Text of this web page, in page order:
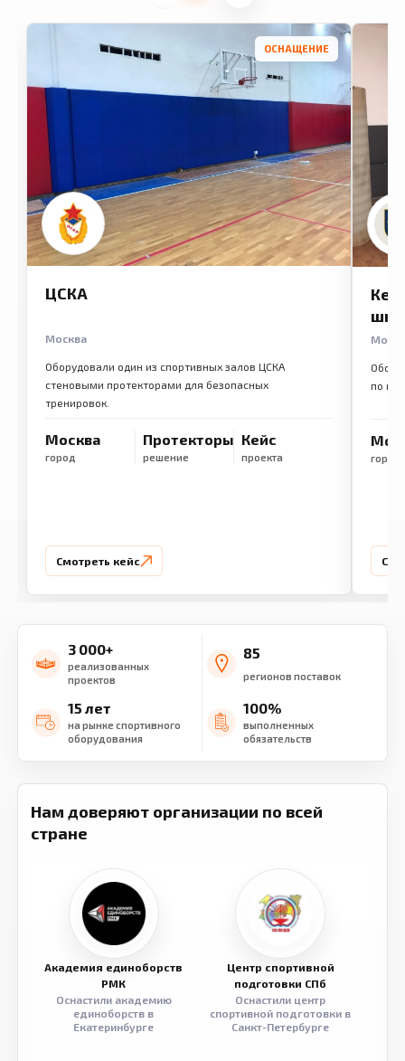
ОСНАЩЕНИЕ
ЦСКА
Москва
Оборудовали один из спортивных залов ЦСКА
стеновыми протекторами для безопасных
тренировок.
Москва
город
Протекторы
решение
Кейс
проекта
Смотреть кейс
по
город
3 000+
реализованных
проектов
85
регионов поставок
15 лет
на рынке спортивного
оборудования
100%
выполненных
обязательств
Нам доверяют организации по всей
стране
Академия единоборств
РМК
Оснастили академию
единоборств в
Екатеринбурге
Центр спортивной
подготовки СПб
Оснастили центр
спортивной подготовки в
Санкт-Петербурге